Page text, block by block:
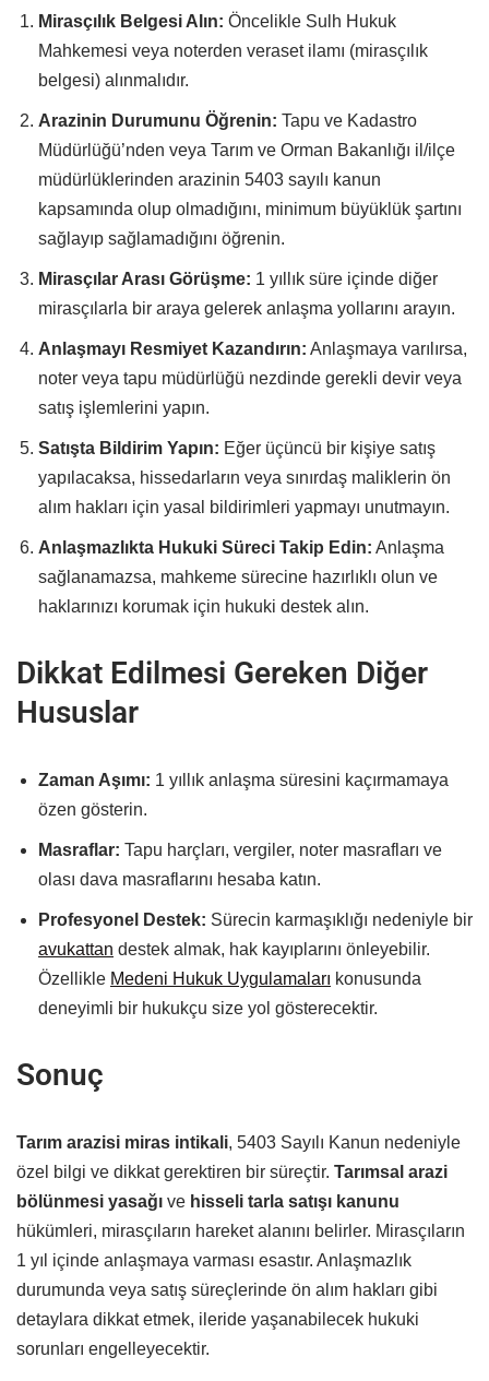
Mirasçılık Belgesi Alın: Öncelikle Sulh Hukuk
Mahkemesi veya noterden veraset ilamı (mirasçılık
belgesi) alınmalıdır.
Arazinin Durumunu Öğrenin: Tapu ve Kadastro
Müdürlüğü’nden veya Tarım ve Orman Bakanlığı il/ilçe
müdürlüklerinden arazinin 5403 sayılı kanun
kapsamında olup olmadığını, minimum büyüklük şartını
sağlayıp sağlamadığını öğrenin.
Mirasçılar Arası Görüşme: 1 yıllık süre içinde diğer
mirasçılarla bir araya gelerek anlaşma yollarını arayın.
Anlaşmayı Resmiyet Kazandırın: Anlaşmaya varılırsa,
noter veya tapu müdürlüğü nezdinde gerekli devir veya
satış işlemlerini yapın.
Satışta Bildirim Yapın: Eğer üçüncü bir kişiye satış
yapılacaksa, hissedarların veya sınırdaş maliklerin ön
alım hakları için yasal bildirimleri yapmayı unutmayın.
Anlaşmazlıkta Hukuki Süreci Takip Edin: Anlaşma
sağlanamazsa, mahkeme sürecine hazırlıklı olun ve
haklarınızı korumak için hukuki destek alın.
Dikkat Edilmesi Gereken Diğer
Hususlar
Zaman Aşımı: 1 yıllık anlaşma süresini kaçırmamaya
özen gösterin.
Masraflar: Tapu harçları, vergiler, noter masrafları ve
olası dava masraflarını hesaba katın.
Profesyonel Destek: Sürecin karmaşıklığı nedeniyle bir
avukattan destek almak, hak kayıplarını önleyebilir.
Özellikle Medeni Hukuk Uygulamaları konusunda
deneyimli bir hukukçu size yol gösterecektir.
Sonuç
Tarım arazisi miras intikali, 5403 Sayılı Kanun nedeniyle
özel bilgi ve dikkat gerektiren bir süreçtir. Tarımsal arazi
bölünmesi yasağı ve hisseli tarla satışı kanunu
hükümleri, mirasçıların hareket alanını belirler. Mirasçıların
1 yıl içinde anlaşmaya varması esastır. Anlaşmazlık
durumunda veya satış süreçlerinde ön alım hakları gibi
detaylara dikkat etmek, ileride yaşanabilecek hukuki
sorunları engelleyecektir.